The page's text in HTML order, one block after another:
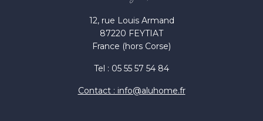
12, rue Louis Armand
87220 FEYTIAT
France (hors Corse)
Tel : 05 55 57 54 84
Contact : info@aluhome.fr